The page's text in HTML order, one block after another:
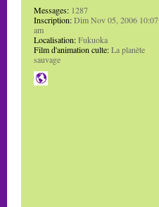
Messages: 1287
Inscription:Dim Nov 05, 2006 10:07
am
Localisation:Fukuoka
Film d'animation culte:La planète
sauvage